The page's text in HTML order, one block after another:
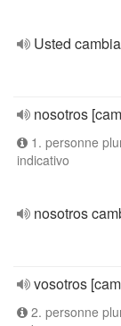
Usted
nosotros
1. personne
indicativo
nosotros
vosotros
2. personne